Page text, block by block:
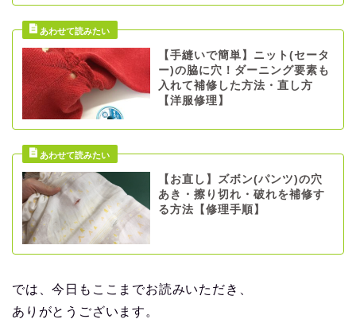
【手縫いで簡単】ニット(セータ
ー)の脇に穴！ダーニング要素も
入れて補修した方法・直し方
【洋服修理】
【お直し】ズボン(パンツ)の穴
あき・擦り切れ・破れを補修す
る方法【修理手順】
では、今日もここまでお読みいただき、
ありがとうございます。